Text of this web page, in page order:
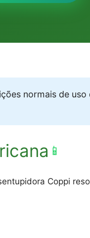
normais de
📱
Coppi